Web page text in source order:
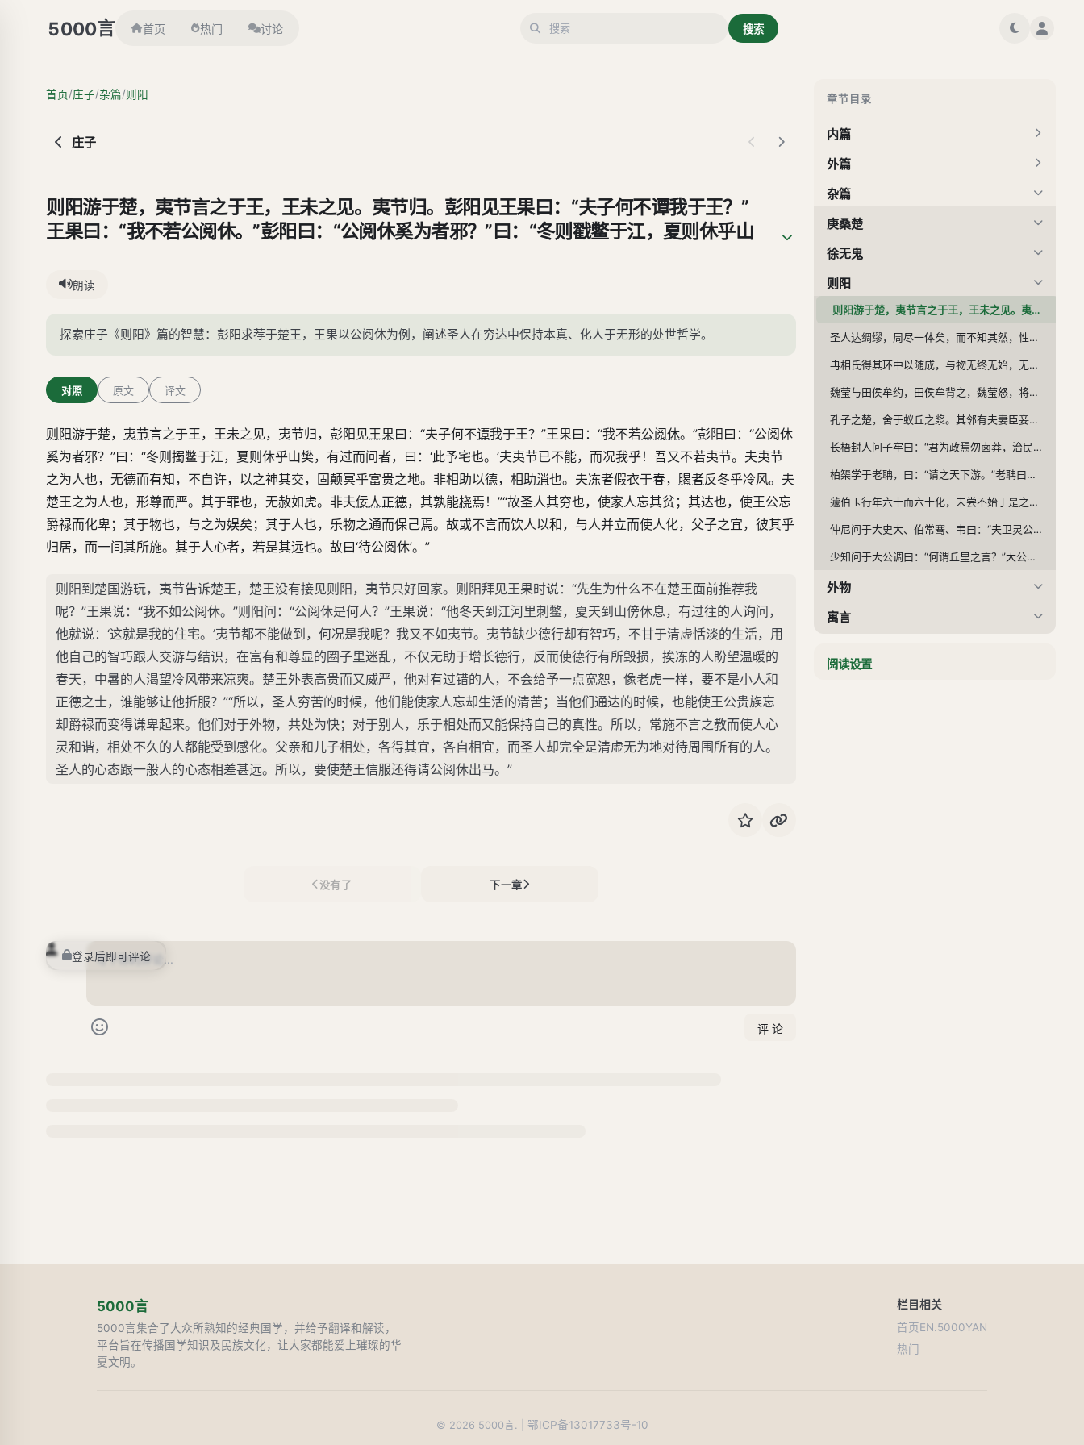
5000言 首页 热门 讨论 搜索
首页/庄子/杂篇/则阳
庄子
则阳游于楚，夷节言之于王，王未之见。夷节归。彭阳见王果曰：“夫子何不谭我于王？”
王果曰：“我不若公阅休。”彭阳曰：“公阅休奚为者邪？”曰：“冬则戳鳖于江，夏则休乎山
人也，无德而有知，不自许，以之神其交，固颠冥乎富贵之地。非相助以德，相助消也。
非夫佞人正德，其孰能桡焉。故圣人其穷也，使家人忘其贫；其达也，使王公忘爵禄而化
并立而使人化，父子之宜。彼其乎归居，而一闲其所施。其于人心者，若是其远也。故
曰‘待公阅休’。”
朗读
探索庄子《则阳》篇的智慧：彭阳求荐于楚王，王果以公阅休为例，阐述圣人在穷达中保持本真、化人于无形的处世哲学。
对照 原文 译文
则阳游于楚， 夷节言之于王，王未之见，夷节归，彭阳见王果曰：“夫子何不谭我于王？”王果曰：“我不若公阅休。”彭阳曰：“公阅休
奚为者邪？”曰：“冬则擉鳖于江，夏则休乎山樊，有过而问者，曰：‘此予宅也。’夫夷节已不能，而况我乎！吾又不若夷节。夫夷节
之为人也，无德而有知，不自许，以之神其交，固颠冥乎富贵之地。非相助以德，相助消也。夫冻者假衣于春， 暍者反冬乎冷风。夫
楚王之为人也，形尊而严。其于罪也，无赦如虎。非夫佞人正德，其孰能桡焉！”“故圣人其穷也，使家人忘其贫；其达也，使王公忘
爵禄而化卑；其于物也，与之为娱矣；其于人也，乐物之通而保己焉。故或不言而饮人以和，与人并立而使人化，父子之宜，彼其乎
归居，而一间其所施。其于人心者，若是其远也。故曰‘待公阅休’。”
则阳到楚国游玩，夷节告诉楚王，楚王没有接见则阳，夷节只好回家。则阳拜见王果时说：“先生为什么不在楚王面前推荐我
呢？”王果说：“我不如公阅休。”则阳问：“公阅休是何人？”王果说：“他冬天到江河里刺鳖，夏天到山傍休息，有过往的人询问，
他就说：‘这就是我的住宅。’夷节都不能做到，何况是我呢？我又不如夷节。夷节缺少德行却有智巧，不甘于清虚恬淡的生活，用
他自己的智巧跟人交游与结识，在富有和尊显的圈子里迷乱，不仅无助于增长德行，反而使德行有所毁损，挨冻的人盼望温暖的
春天，中暑的人渴望冷风带来凉爽。楚王外表高贵而又威严，他对有过错的人，不会给予一点宽恕，像老虎一样，要不是小人和
正德之士，谁能够让他折服？”“所以，圣人穷苦的时候，他们能使家人忘却生活的清苦；当他们通达的时候，也能使王公贵族忘
却爵禄而变得谦卑起来。他们对于外物，共处为快；对于别人，乐于相处而又能保持自己的真性。所以，常施不言之教而使人心
灵和谐，相处不久的人都能受到感化。父亲和儿子相处，各得其宜，各自相宜，而圣人却完全是清虚无为地对待周围所有的人。
圣人的心态跟一般人的心态相差甚远。所以，要使楚王信服还得请公阅休出马。”
没有了 下一章
登录后即可评论
章节目录
内篇
外篇
杂篇
庚桑楚
徐无鬼
则阳
则阳游于楚，夷节言之于王，王未之见。夷节归。彭阳见王果曰：“夫子何不谭我于王？”王果曰：“我不若公阅休。”彭阳曰：“公阅休奚为者邪？”曰：“冬则戳鳖于江，夏则休乎山樊。有过而问者，曰：‘此予宅也。’夫夷节已不能，而况我乎！吾又不若夷节。夫夷节之为人也，无德而有知，不自许，以之神其交，固颠冥乎富贵之地。非相助以德，相助消也。夫冻者假衣于春，暍者反冬乎冷风。夫楚王之为人也，形尊而严。其于罪也，无赦如虎。非夫佞人正德，其孰能桡焉。故圣人其穷也，使家人忘其贫；其达也，使王公忘爵禄而化卑；其于物也，与之为娱矣；其于人也，乐物之通而保己焉。故或不言而饮人以和，与人并立而使人化，父子之宜。彼其乎归居，而一闲其所施。其于人心者，若是其远也。故曰‘待公阅休’。”
圣人达绸缪，周尽一体矣，而不知其然，性也。复命摇作而以天为师，人则从而命之也。忧乎知，而所行恒无几时，其有止也，若之何！生而美者，人与之鉴，不告则不知其美于人也。若知之，若不知之，若闻之，若不闻之，其可喜也终无已，人之好之亦无已，性也。圣人之爱人也，人与之名，不告则不知其爱人也。若知之，若不知之，若闻之，若不闻之，其爱人也终无已，人之安之亦无已，性也。 旧国旧都，望之畅然。虽使丘陵草木之缗入之者十九，犹之畅然，况见见闻闻者也，以十仞之台县众间者也。
冉相氏得其环中以随成，与物无终无始，无几无时。日与物化者，一不化者也。阖尝舍之！夫师天而不得师天，与物皆殉。其以为事也，若之何！夫圣人未始有天，未始有人，未始有始，未始有物，与世偕行而不替，所行之备而不洫，其合之也，若之何！汤得其司御，门尹登恒为之傅之。从师而不囿，得其随成，为之司其名之名。嬴法得其两见。仲尼之尽虑，为之傅之。容成氏曰：“除日无岁，无内无外。”
魏莹与田侯牟约，田侯牟背之，魏莹怒，将使人刺之。犀首公孙衍闻而耻之，曰：“君为万乘之君也，而以匹夫从仇。衍请受甲二十万，为君攻之，虏其人民，系其牛马，使其君内热发于背，然后拨其国。忌也出走，然后抶其背，折其脊。”季子闻而耻之，曰：“筑十仞之城，城者既十仞矣，则又坏之，此胥靡之所苦也。今兵不起七年矣，此王之基也。衍，乱人也，不可听也。”华子闻而丑之，曰：“善言伐齐者，乱人也；善言勿伐者，亦乱人也；谓‘伐之与不伐乱人也’者，又乱人也。”君曰：“然则若何？”曰：“君求其道而已矣。” 惠之闻之，而见戴晋人。戴晋人曰：“有所谓蜗者，君知之乎？”曰：“然。”“有国于蜗之左角者，曰触氏；有国于蜗之右角者，曰蛮氏。时相与争地而战，伏尸数万，逐北旬有五日而后反。”君曰：“噫！其虚言与？”曰：“臣请为君实之。君以意在四方上下有穷乎？”君曰：“无穷。”曰：“知游心于无穷，而反在通达之国，若存若亡乎？”君曰：“然。”曰：“通达之中有魏，于魏中有梁，于梁中有王，王与蛮氏有辩乎？”君曰：“无辩。”客出而君惝然若有亡也。客出，惠子见。君曰：“客，大人也，圣人不足以当之。”惠子曰：“夫吹管也，犹有也；吹剑首者， 而已矣。尧、舜，人之所誉也。道尧、舜于戴晋人之前，譬犹一也。”
孔子之楚，舍于蚁丘之浆。其邻有夫妻臣妾登极者，子路曰：“是何为者邪？”仲尼曰：“是圣人仆也。是自埋于民，自藏于畔。其声销，其志无穷，其口虽言，其心未尝言。方且与世违，而心不屑与之俱。是陆沉者也，是其市南宜僚邪？”子路请往召之。孔子曰：“已矣！彼知丘之着于己也，知丘之适楚也，以丘为必使楚王之召己也。彼且以丘为佞人也。夫若然者，其于佞人也，羞闻其言，而况亲见其身乎！而何以为存！”子路往视之，其室虚矣。
长梧封人问子牢曰：“君为政焉勿卤莽，治民焉勿灭裂。昔予为禾，耕而卤莽之，则其实亦卤莽而报予；芸而灭裂之，其实亦灭裂而报予。予来年变齐，深其耕而熟 之，其禾蘩以滋，予终年厌飧。”庄子闻之曰：“今人之治其形，理其心，多有似封人之所谓：遁其天，离其性，灭其情，亡其神，以众为。故卤莽其性者，欲恶之孽为性，萑苇蒹 始萌，以扶吾形，寻擢吾性。并溃漏发，不择所出，漂疽疥痈，内热溲膏是也。”
柏榘学于老聃，曰：“请之天下游。”老聃曰：“已矣！天下犹是也。”又请之，老聃曰：“汝将何始？”曰：“始于齐。”至齐，见辜人焉，推而强之，解朝服而幕之，号天而哭之，曰：“子乎！子乎！天下有大灾，子独先离之。曰‘莫为盗，莫为杀人’。荣辱立然后睹所病，货财聚然后睹所争。今立人之所病，聚人之所争，穷困人之身，使无休时。欲无至此得乎？古之君人者，以得为在民，以失为在己；以正为在民，以枉为在己。故一形有失其形者，退而自责。今则不然，匿为物而愚不识，大为难而罪不敢，重为任而罚不胜，远其涂而诛不至。民知力竭，则以伪继之。日出多伪，士民安取不伪。夫力不足则伪，知不足则欺，财不足则盗。盗窃之行，于谁责而可乎？”
蘧伯玉行年六十而六十化，未尝不始于是之，而卒诎之以非也。未知今之所谓是之非五十九非也。万物有乎生而莫见其根，有乎出而莫见其门。人皆尊其知之所知，而莫知恃其知之所不知而后知，可不谓大疑乎！已乎！已乎！且无所逃。此所谓然与然乎！
仲尼问于大史大、伯常骞、韦曰：“夫卫灵公饮酒湛乐，不听国家之政；田猎毕弋，不应诸侯之际：其所以为灵公者何邪？”大 曰：“是因是也。”伯常骞曰：“夫灵公有妻三人，同滥而浴。史鳅奉御而进所，搏币而扶翼。其慢若彼之甚也，见贤人若此其肃也，是其所以为灵公也。” 韦曰：“夫灵公也，死，卜葬于故墓，不吉；卜葬于沙丘而吉。掘之数仞，得石椁焉，洗而视之，有铭焉，曰：‘不冯其子，灵公夺而里之。’夫灵公之为灵也久矣！之二人何足以识之。”
少知问于大公调曰：“何谓丘里之言？”大公调曰：“丘里者，合十姓百名而为风俗也，合异以为同，散同以为异。今指马之百体而不得马，而马系于前者，立其百体而谓之马也。是故丘山积卑而为高，江河合水而为大，大人合并而为公。是以自外入者，有主而不执；由中出者，有正而不距。四时殊气，天不赐，故岁成；五官殊职，君不私，故国治；文武殊材，大人不赐，故德备；万物殊理，道不私，故无名。无名故无为，无为而无不为。时有终始，世有变化，祸福淳淳，至有所拂者而有所宜，自殉殊面；有所正者有所差，比于大泽，百材皆度；观于大山，木石同坛。此之谓丘里之言。” 少知曰：“然则谓之道足乎？”大公调曰：“不然，今计物之数，不止于万，而期曰万物者，以数之多者号而读之也。是故天地者，形之大者也；阴阳者，气之大者也；道者为之公。因其大以号而读之则可也，已有之矣，乃将得比哉！则若以斯辩，譬犹狗马，其不及远矣。”少知曰：“四方之内，六合之里，万物之所生恶起？”大公调曰：“阴阳相照相盖相治，四时相代相生相杀。欲恶去就，于是挢起。雌雄片合，于是庸有。安危相易，祸福相生，缓急相摩，聚散以成。此名实之可纪，精之可志也。随序之相理，挢运之相使，穷则反，终则始，此物之所有。言之所尽，知之所至，极物而已。睹道之人，不随其所废，不原其所起，此议之所止。”少知曰：“季真之莫为，接子之或使。二家之议，孰正于其情，孰偏于其理？”大公调曰：“鸡鸣狗吠，是人之所知。虽有大知，不能以言读其所自化，又不能以意其所将为。斯而析之，精至于无伦，大至于不可围。或之使，莫之为，未免于物而终以为过。或使则实，莫为则虚。有名有实，是物之居；无名无实，在物之虚。可言可意，言而愈疏。未生不可忌，已死不可阻。死生非远也，理不可睹。或之使，莫之为，疑之所假。吾观之本，其往无穷；吾求之末，其来无止。无穷无止，言之无也，与物同理。或使莫为，言之本也。与物终始。道不可有，有不可无。道之为名，所假而行。或使莫为，在物一曲，夫胡为于大方！言而足，则终日言而尽道；言而不足，则终日言而尽物。道，物之极，言默不足以载。非言非默，议有所极。”
外物
寓言
阅读设置
5000言
5000言集合了大众所熟知的经典国学，并给予翻译和解读，
平台旨在传播国学知识及民族文化，让大家都能爱上璀璨的华
夏文明。
栏目
首页
热门
相关
EN.5000YAN
© 2026 5000言. | 鄂ICP备13017733号-10